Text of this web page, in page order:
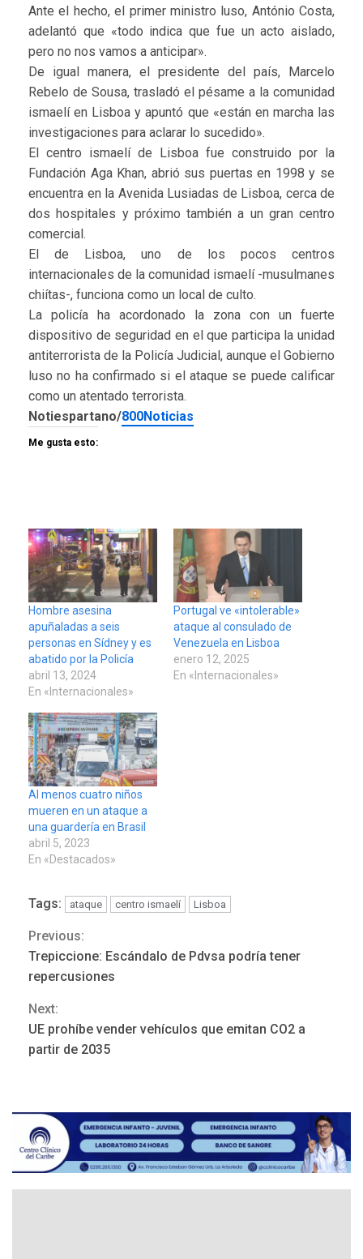
Ante el hecho, el primer ministro luso, António Costa,
adelantó que «todo indica que fue un acto aislado,
pero no nos vamos a anticipar».
De igual manera, el presidente del país, Marcelo
Rebelo de Sousa, trasladó el pésame a la comunidad
ismaelí en Lisboa y apuntó que «están en marcha las
investigaciones para aclarar lo sucedido».
El centro ismaelí de Lisboa fue construido por la
Fundación Aga Khan, abrió sus puertas en 1998 y se
encuentra en la Avenida Lusiadas de Lisboa, cerca de
dos hospitales y próximo también a un gran centro
comercial.
El de Lisboa, uno de los pocos centros
internacionales de la comunidad ismaelí -musulmanes
chiítas-, funciona como un local de culto.
La policía ha acordonado la zona con un fuerte
dispositivo de seguridad en el que participa la unidad
antiterrorista de la Policía Judicial, aunque el Gobierno
luso no ha confirmado si el ataque se puede calificar
como un atentado terrorista.
Notiespartano/800Noticias
Me gusta esto:
Hombre asesina
apuñaladas a seis
personas en Sídney y es
abatido por la Policía
abril 13, 2024
En «Internacionales»
Portugal ve «intolerable»
ataque al consulado de
Venezuela en Lisboa
enero 12, 2025
En «Internacionales»
Al menos cuatro niños
mueren en un ataque a
una guardería en Brasil
abril 5, 2023
En «Destacados»
Tags: ataque centro ismaelí Lisboa
Continue
Reading
Previous:
Trepiccione: Escándalo de Pdvsa podría tener
repercusiones
Next:
UE prohíbe vender vehículos que emitan CO2 a
partir de 2035
POLÍTICA
TITULARES
INTERNACIONALES ÚLTIMA HORA
Hiroshima 81 años de la
debacle atómica. Japón